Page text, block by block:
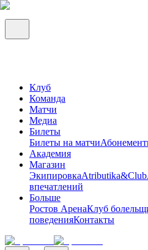
Клуб
Команда
Матчи
Медиа
Билеты
Билеты на матчи
Академия
Магазин
ЭкипировкаAtributika&Club
впечатлений
Больше
Ростов АренаКлуб
поведенияКонтакты